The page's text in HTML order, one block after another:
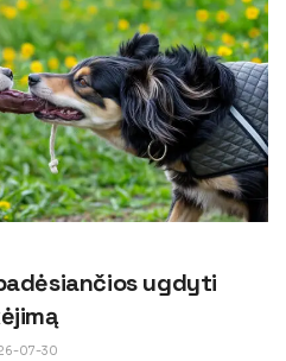
ugdyti
07-30